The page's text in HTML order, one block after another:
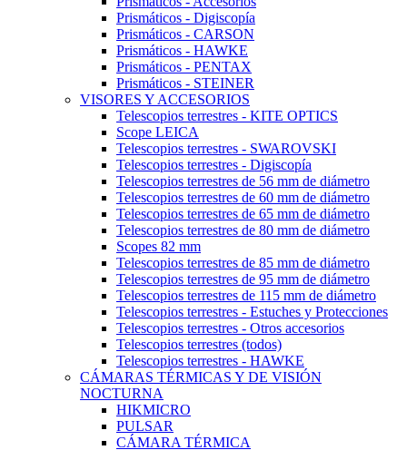
Prismáticos - Digiscopía
Prismáticos - CARSON
Prismáticos - HAWKE
Prismáticos - PENTAX
Prismáticos - STEINER
VISORES Y ACCESORIOS
Telescopios terrestres - KITE OPTICS
Scope LEICA
Telescopios terrestres - SWAROVSKI
Telescopios terrestres - Digiscopía
Telescopios terrestres de 56 mm de diámetro
Telescopios terrestres de 60 mm de diámetro
Telescopios terrestres de 65 mm de diámetro
Telescopios terrestres de 80 mm de diámetro
Scopes 82 mm
Telescopios terrestres de 85 mm de diámetro
Telescopios terrestres de 95 mm de diámetro
Telescopios terrestres de 115 mm de diámetro
Telescopios terrestres - Estuches y Protecciones
Telescopios terrestres - Otros accesorios
Telescopios terrestres (todos)
Telescopios terrestres - HAWKE
CÁMARAS TÉRMICAS Y DE VISIÓN
NOCTURNA
HIKMICRO
PULSAR
CÁMARA TÉRMICA